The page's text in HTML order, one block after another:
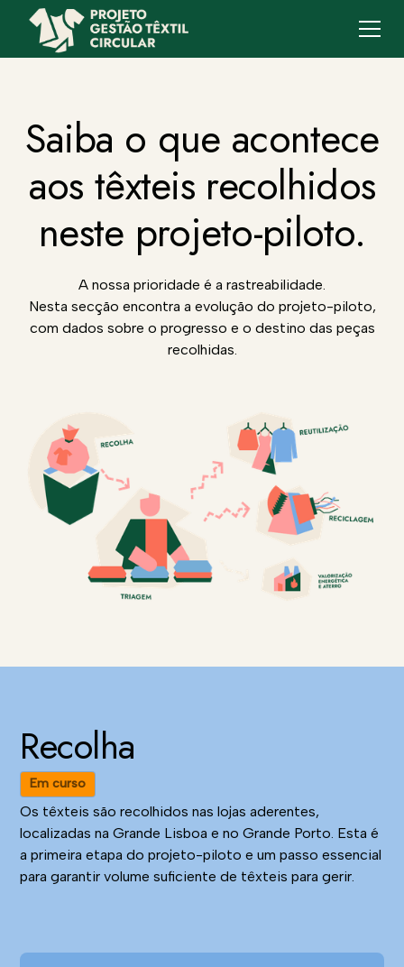
Saiba o que acontece
aos têxteis recolhidos
neste projeto-piloto.
A nossa prioridade é a rastreabilidade.
Nesta secção encontra a evolução do projeto-piloto,
com dados sobre o progresso e o destino das peças
recolhidas.
Recolha
Em curso
Os têxteis são recolhidos nas lojas aderentes,
localizadas na Grande Lisboa e no Grande Porto. Esta é
a primeira etapa do projeto-piloto e um passo essencial
para garantir volume suficiente de têxteis para gerir.